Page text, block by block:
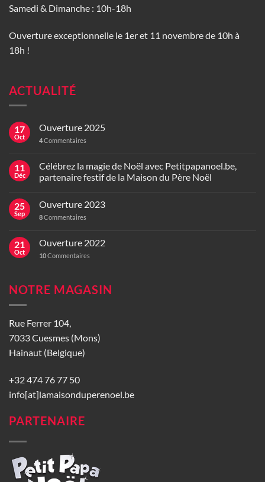
Samedi & Dimanche : 10h-18h
Ouverture exceptionnelle le 1er et 11 novembre de 10h à
18h !
ACTUALITÉ
17
Oct
Ouverture 2025
4Commentaires
11
Déc
Célébrez la magie de Noël avec Petitpapanoel.be,
partenaire festif de la Maison du Père Noël
25
Sep
Ouverture 2023
8Commentaires
21
Oct
Ouverture 2022
10Commentaires
NOTRE MAGASIN
Rue Ferrer 104,
7033 Cuesmes (Mons)
Hainaut (Belgique)
+32 474 76 77 50
info[at]lamaisonduperenoel.be
PARTENAIRE